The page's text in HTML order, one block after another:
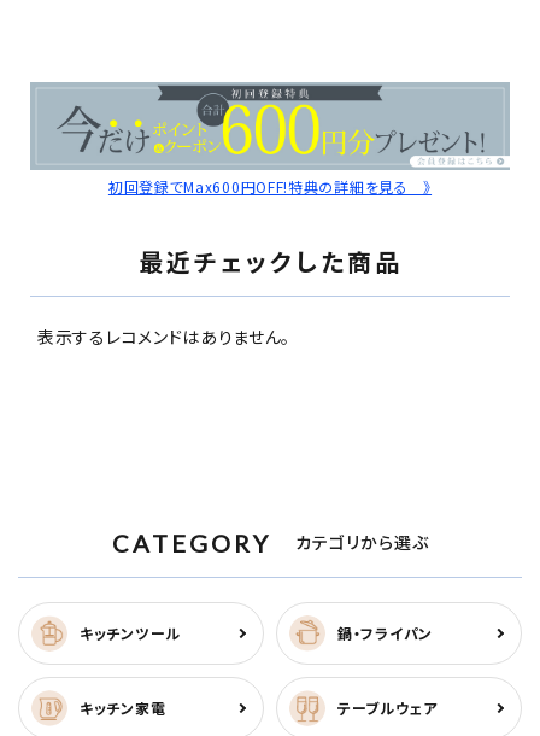
初回登録でMax600円OFF!特典の詳細を見る 》
最近チェックした商品
表示するレコメンドはありません。
CATEGORY カテゴリから選ぶ
キッチンツール 鍋・フライパン
キッチン家電 テーブルウェア